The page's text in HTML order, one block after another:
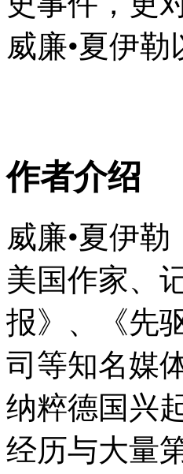
威廉•夏伊勒
作者介绍
威廉•夏伊
美国作家、
报》、《先
司等知名媒
纳粹德国兴
经历与大量